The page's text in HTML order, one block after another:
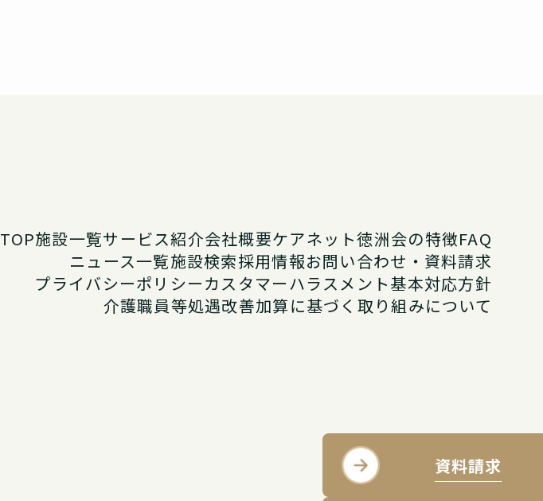
資料請求
TOP施設一覧サービス紹介会社概要ケアネット徳洲会の特徴FAQ
ニュース一覧施設検索採用情報お問い合わせ・資料請求
プライバシーポリシーカスタマーハラスメント基本対応方針
介護職員等処遇改善加算に基づく取り組みについて